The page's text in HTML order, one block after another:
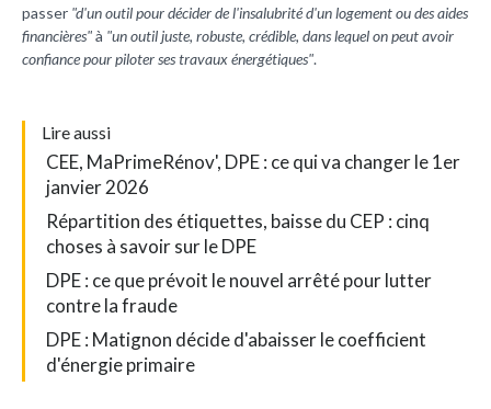
passer "d'un outil pour décider de l'insalubrité d'un logement ou des aides
financières"à "un outil juste, robuste, crédible, dans lequel on peut avoir
confiance pour piloter ses travaux énergétiques".
Lire aussi
CEE, MaPrimeRénov', DPE : ce qui va changer le 1er
janvier 2026
Répartition des étiquettes, baisse du CEP : cinq
choses à savoir sur le DPE
DPE : ce que prévoit le nouvel arrêté pour lutter
contre la fraude
DPE : Matignon décide d'abaisser le coefficient
d'énergie primaire